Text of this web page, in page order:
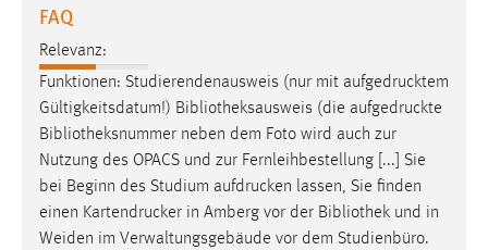
FAQ
Relevanz:
Funktionen: Studierendenausweis (nur mit aufgedrucktem
Gültigkeitsdatum!) Bibliotheksausweis (die aufgedruckte
Bibliotheksnummer neben dem Foto wird auch zur
Nutzung des OPACS und zur Fernleihbestellung [...] Sie
bei Beginn des Studium aufdrucken lassen, Sie finden
einen Kartendrucker in Amberg vor der Bibliothek und in
Weiden im Verwaltungsgebäude vor dem Studienbüro.
Marketing Cookies werden von Drittanbietern
verwendet, um personalisierte Werbung anzuzeigen.
Sie tun dies, indem sie Besucher über Websites
hinweg verfolgen.
Google Ads
Name:
_gcl_au